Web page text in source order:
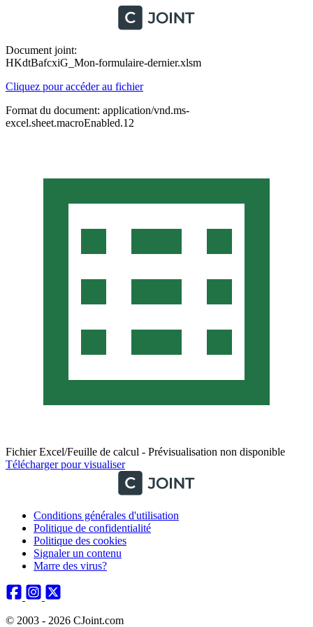
Document joint:
HKdtBafcxiG_Mon-formulaire-dernier.xlsm
Cliquez pour accéder au fichier
Format du document: application/vnd.ms-
excel.sheet.macroEnabled.12
Fichier Excel/Feuille de calcul - Prévisualisation non disponible
Télécharger pour visualiser
Conditions générales d'utilisation
Politique de confidentialité
Politique des cookies
Signaler un contenu
Marre des virus?
© 2003 - 2026 CJoint.com